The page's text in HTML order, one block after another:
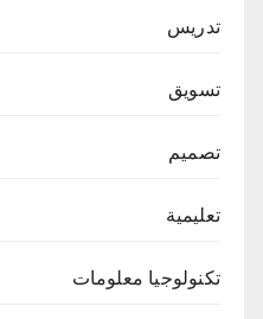
تدريس
تسويق
تصميم
تعليمية
تكنولوجيا معلومات